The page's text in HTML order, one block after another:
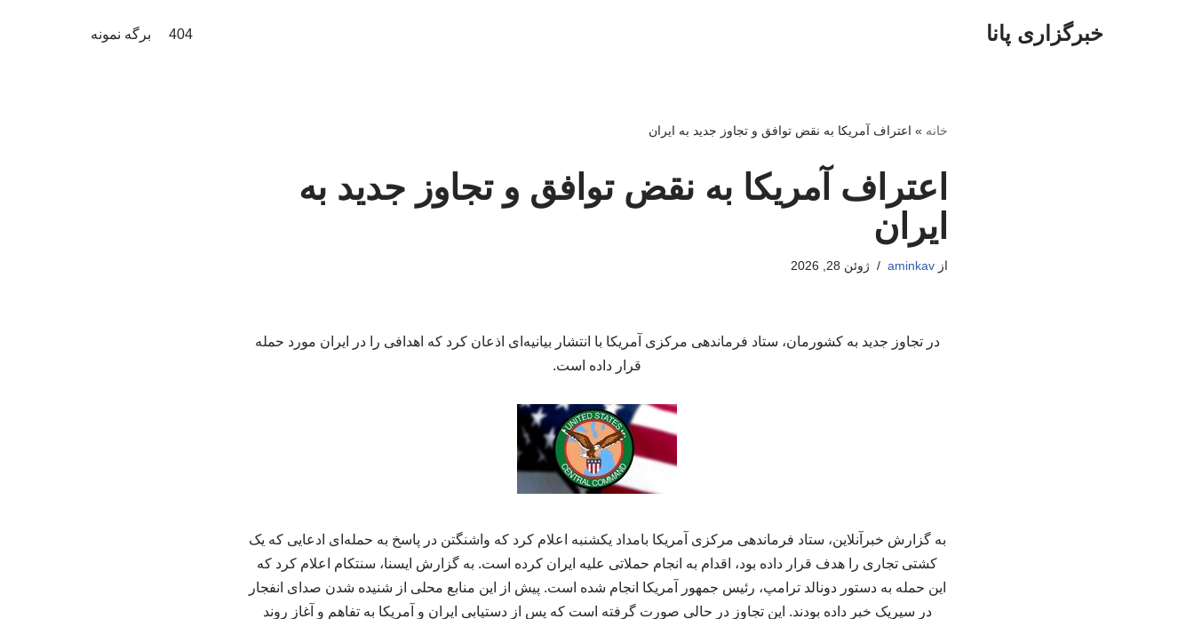
خبرگزاری پانا 404 برگه نمونه
خانه » اعتراف آمریکا به نقض توافق و تجاوز جدید به ایران
اعتراف آمریکا به نقض توافق و تجاوز جدید به
ایران
ازaminkav ژوئن 28, 2026
در تجاوز جدید به کشورمان، ستاد فرماندهی مرکزی آمریکا با انتشار بیانیه‌ای اذعان کرد که اهدافی را در ایران مورد حمله
قرار داده است.
به گزارش خبرآنلاین، ستاد فرماندهی مرکزی آمریکا بامداد یکشنبه اعلام کرد که واشنگتن در پاسخ به حمله‌ای ادعایی که یک
کشتی تجاری را هدف قرار داده بود، اقدام به انجام حملاتی علیه ایران کرده است. به گزارش ایسنا، سنتکام اعلام کرد که
این حمله به دستور دونالد ترامپ، رئیس جمهور آمریکا انجام شده است. پیش از این منابع محلی از شنیده شدن صدای انفجار
در سیریک خبر داده بودند. این تجاوز در حالی صورت گرفته است که پس از دستیابی ایران و آمریکا به تفاهم و آغاز روند